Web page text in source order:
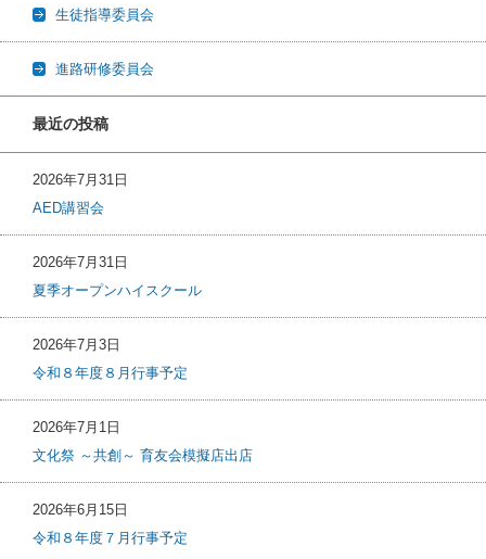
生徒指導委員会
進路研修委員会
最近の投稿
2026年7月31日
AED講習会
2026年7月31日
夏季オープンハイスクール
2026年7月3日
令和８年度８月行事予定
2026年7月1日
文化祭 ～共創～ 育友会模擬店出店
2026年6月15日
令和８年度７月行事予定